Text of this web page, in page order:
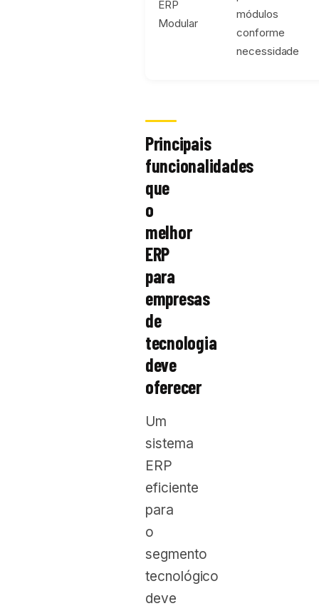
ERP
Modular
módulos
conforme
necessidade
Principais
funcionalidades
que
o
melhor
ERP
para
empresas
de
tecnologia
deve
oferecer
Um
sistema
ERP
eficiente
para
o
segmento
tecnológico
deve